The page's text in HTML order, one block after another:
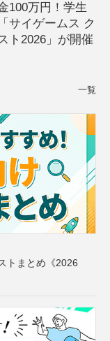
100万円！学生
サイゲームス ク
ト2026」が開催
一覧
トまとめ《2026